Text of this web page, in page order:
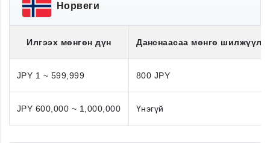
Норвеги
Илгээх мөнгөн дүн Данснаасаа мөнгө
JPY 1 ~ 599,999 800 JPY
JPY 600,000 ~ 1,000,000 Үнэгүй